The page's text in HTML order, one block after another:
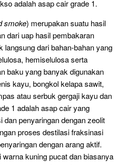
adalah asap cair grade 1.
smoke) merupakan suatu hasil
dari uap hasil pembakaran
langsung dari bahan-bahan yang
hemiselulosa serta
baku yang banyak digunakan
kayu, bongkol kelapa sawit,
atau serbuk gergaji kayu dan
1 adalah asap cair yang
penyaringan dengan zeolit
proses destilasi fraksinasi
dengan arang aktif.
kuning pucat dan biasanya